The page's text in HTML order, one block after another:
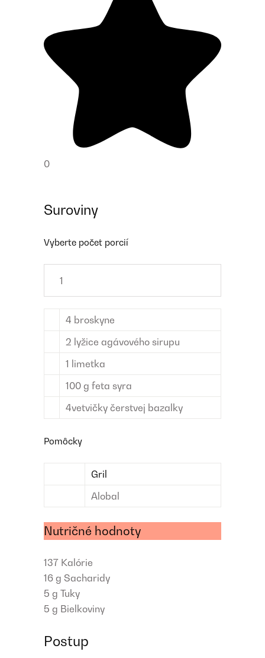
0
Suroviny
Vyberte počet porcií
4 broskyne
2 lyžice agávového sirupu
1 limetka
100 g feta syra
4vetvičky čerstvej bazalky
Pomôcky
Gril
Alobal
Nutričné hodnoty
137 Kalórie
16 g Sacharidy
5 g Tuky
5 g Bielkoviny
Postup